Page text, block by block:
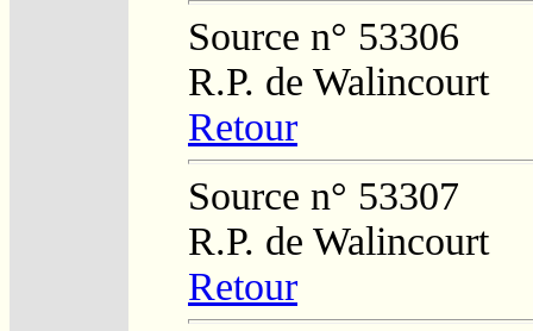
Source n° 53306
R.P. de Walincourt
Retour
Source n° 53307
R.P. de Walincourt
Retour